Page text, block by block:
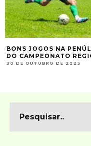
BONS JOGOS NA
DO CAMPEONATO
30 DE OUTUBRO DE 2023